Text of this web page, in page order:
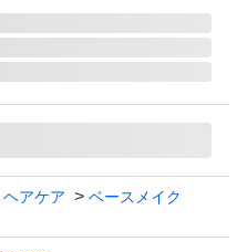
アケア
ベースメイク